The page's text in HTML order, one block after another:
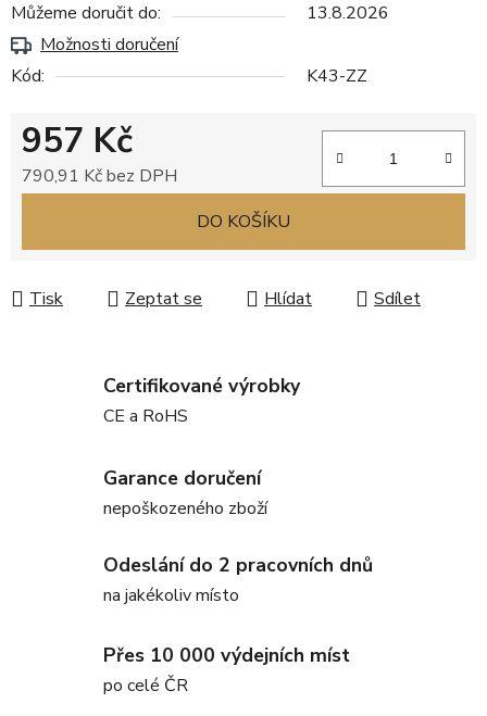
Můžeme doručit do:
13.8.2026
Možnosti doručení
Kód:
K43-ZZ
957 Kč
790,91 Kč bez DPH
DO KOŠÍKU
Tisk Zeptat se Hlídat Sdílet
Certifikované výrobky
CE a RoHS
Garance doručení
nepoškozeného zboží
Odeslání do 2 pracovních dnů
na jakékoliv místo
Přes 10 000 výdejních míst
po celé ČR